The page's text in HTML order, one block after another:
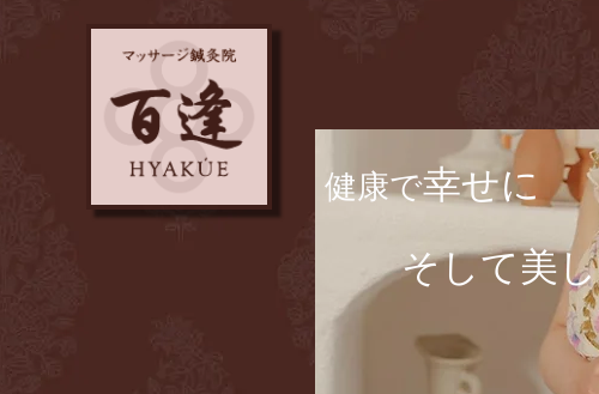
​健康で幸せに
そして美